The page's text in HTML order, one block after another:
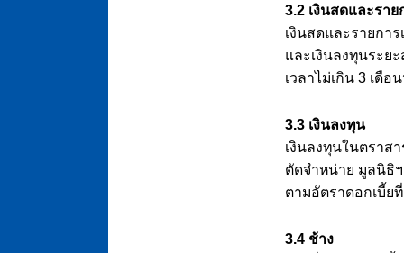
3.2 เงินสดและราย
เงินสดและรายกา
และเงินลงทุนระย
เวลาไม่เกิน 3 เดื
3.3 เงินลงทุน
เงินลงทุนในตราส
ตัดจำหน่าย มูลนิธิ
ตามอัตราดอกเบี้ย
3.4 ช้าง